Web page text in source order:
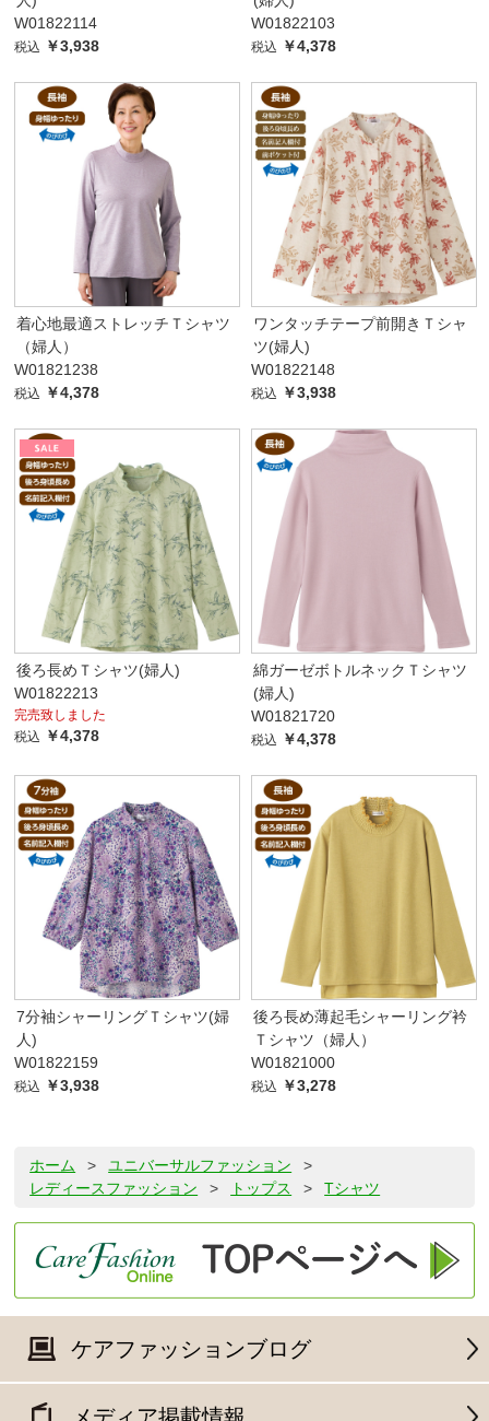
W01822114
税込 ￥3,938
W01822103
税込 ￥4,378
着心地最適ストレッチＴシャツ
（婦人）
W01821238
税込 ￥4,378
ワンタッチテープ前開きＴシャ
ツ(婦人)
W01822148
税込 ￥3,938
後ろ長めＴシャツ(婦人)
W01822213
完売致しました
税込 ￥4,378
綿ガーゼボトルネックＴシャツ
(婦人)
W01821720
税込 ￥4,378
7分袖シャーリングＴシャツ(婦
人)
W01822159
税込 ￥3,938
後ろ長め薄起毛シャーリング衿
Ｔシャツ（婦人）
W01821000
税込 ￥3,278
ホーム > ユニバーサルファッション
>
レディースファッション
> トップス > Tシャツ
ケアファッションブログ